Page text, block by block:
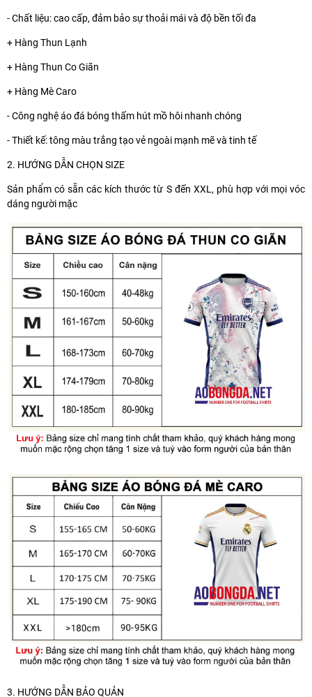
- Chất liệu: cao cấp, đảm bảo sự thoải mái và độ bền tối đa
+ Hàng Thun Lạnh
+ Hàng Thun Co Giãn
+ Hàng Mè Caro
- Công nghệ áo đá bóng thấm hút mồ hôi nhanh chóng
- Thiết kế: tông màu trắng tạo vẻ ngoài mạnh mẽ và tinh tế
2. HƯỚNG DẪN CHỌN SIZE
Sản phẩm có sẵn các kích thước từ S đến XXL, phù hợp với mọi vóc
dáng người mặc
3. HƯỚNG DẪN BẢO QUẢN